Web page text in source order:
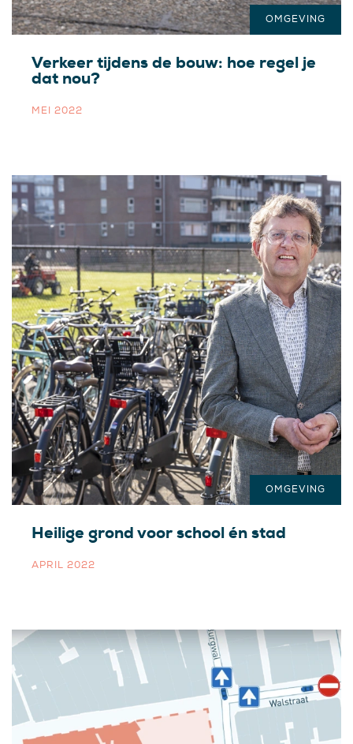
Verkeer tijdens de bouw: hoe regel je
dat nou?
MEI 2022
OMGEVING
Heilige grond voor school én stad
APRIL 2022
OMGEVING